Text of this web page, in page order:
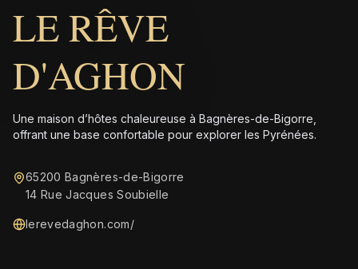
LE RÊVE
D'AGHON
Une maison d’hôtes chaleureuse à Bagnères-de-Bigorre,
offrant une base confortable pour explorer les Pyrénées.
65200 Bagnères-de-Bigorre
14 Rue Jacques Soubielle
lerevedaghon.com/